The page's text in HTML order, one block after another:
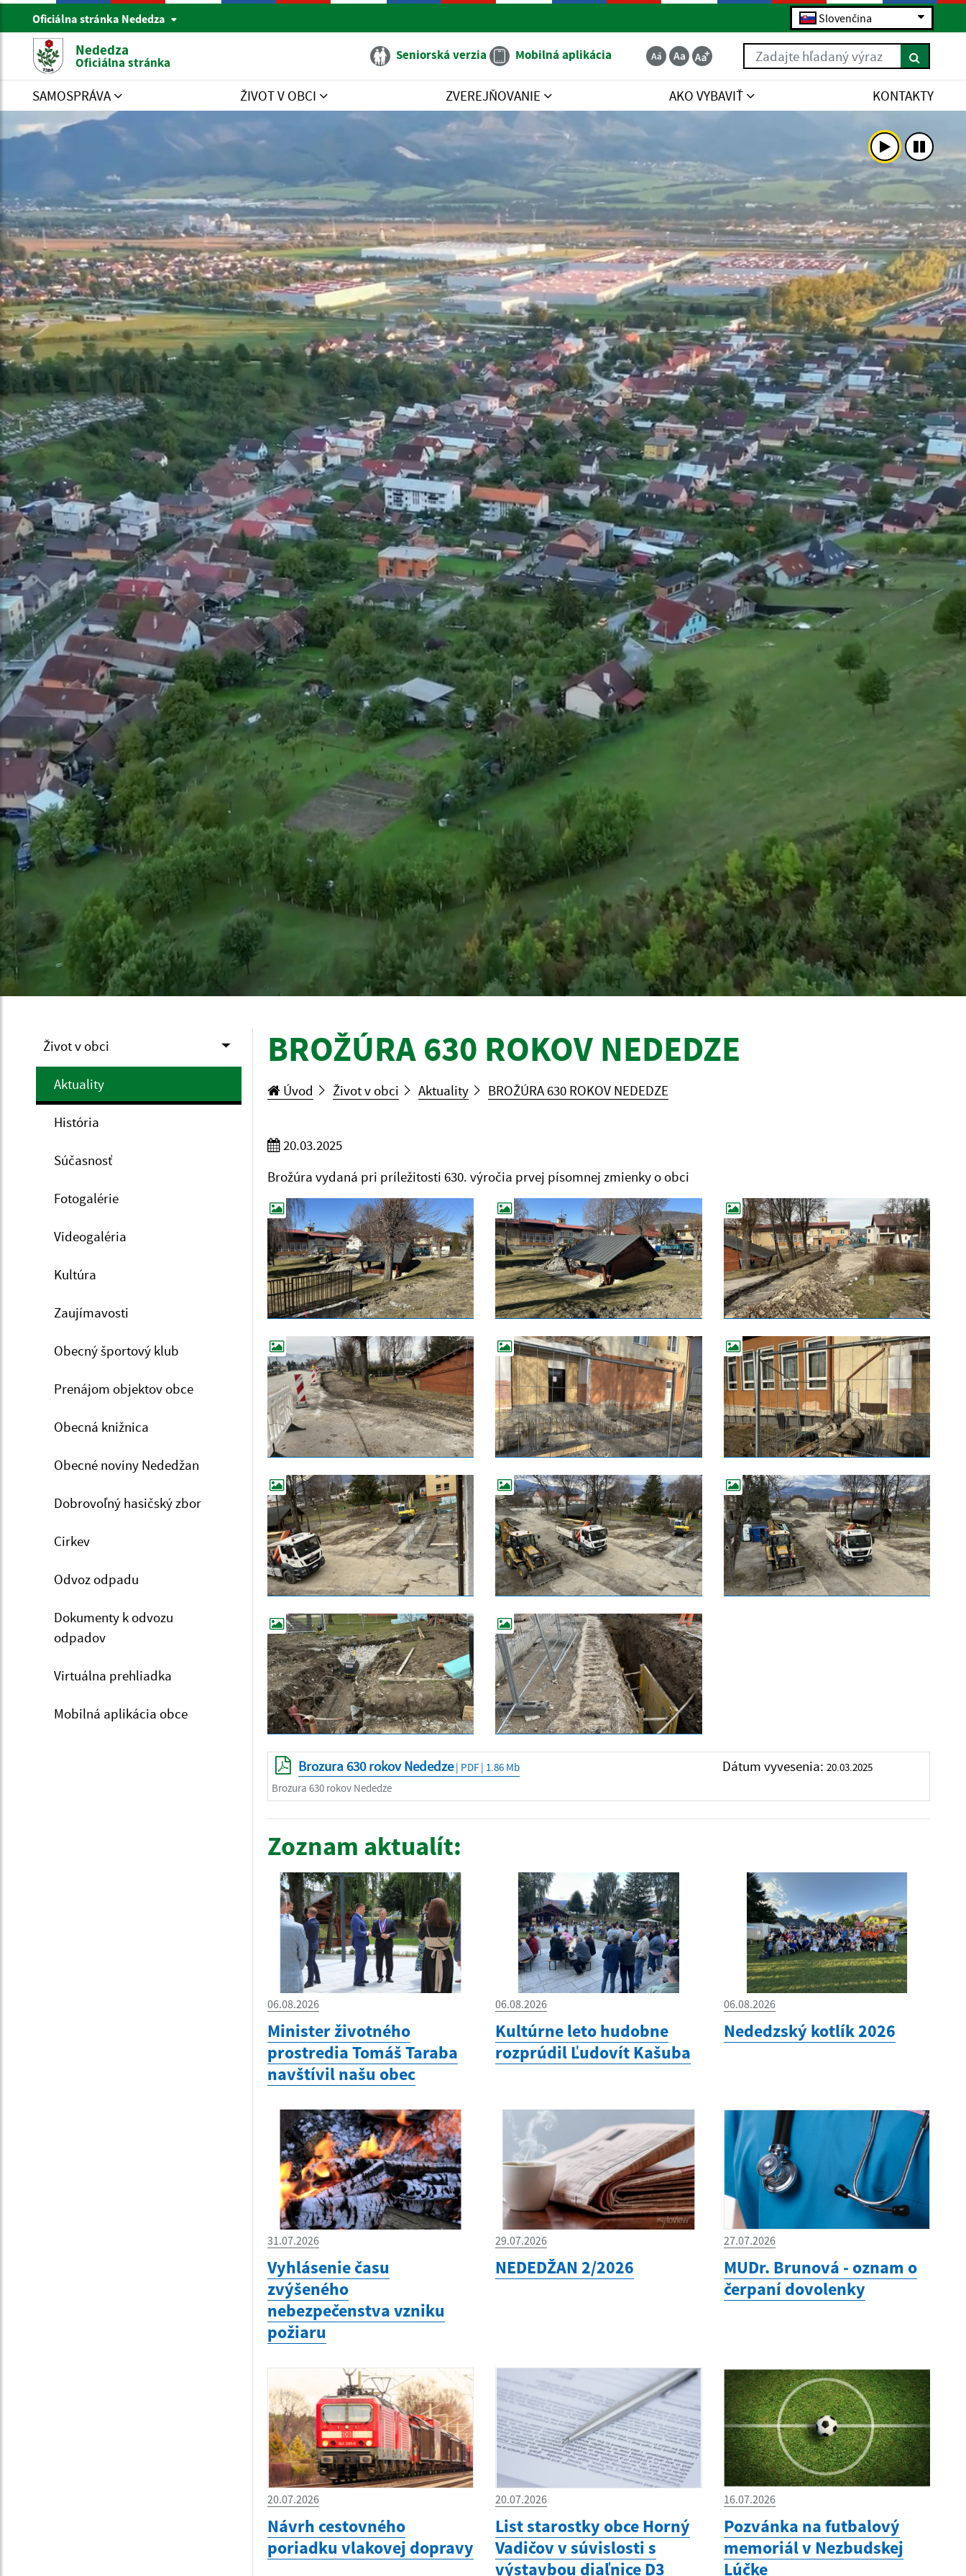
Oficiálna stránka Nededza Slovenčina
Nededza
Oficiálna stránka Seniorská verzia Mobilná aplikácia Zadajte hľadaný výraz
SAMOSPRÁVA ŽIVOT V OBCI ZVEREJŇOVANIE AKO VYBAVIŤ KONTAKTY
Život v obci
Aktuality
História
Súčasnosť
Fotogalérie
Videogaléria
Kultúra
Zaujímavosti
Obecný športový klub
Prenájom objektov obce
Obecná knižnica
Obecné noviny Nededžan
Dobrovoľný hasičský zbor
Cirkev
Odvoz odpadu
Dokumenty k odvozu
odpadov
Virtuálna prehliadka
Mobilná aplikácia obce
BROŽÚRA 630 ROKOV NEDEDZE
Úvod Život v obci Aktuality BROŽÚRA 630 ROKOV NEDEDZE
20.03.2025
Brožúra vydaná pri príležitosti 630. výročia prvej písomnej zmienky o obci
Brozura 630 rokov Nededze| PDF | 1.86 Mb Dátum vyvesenia: 20.03.2025
Brozura 630 rokov Nededze
Zoznam aktualít:
06.08.2026
Minister životného
prostredia Tomáš Taraba
navštívil našu obec
06.08.2026
Kultúrne leto hudobne
rozprúdil Ľudovít Kašuba
06.08.2026
Nededzský kotlík 2026
31.07.2026
Vyhlásenie času
zvýšeného
nebezpečenstva vzniku
požiaru
29.07.2026
NEDEDŽAN 2/2026
27.07.2026
MUDr. Brunová - oznam o
čerpaní dovolenky
20.07.2026
Návrh cestovného
poriadku vlakovej dopravy
20.07.2026
List starostky obce Horný
Vadičov v súvislosti s
výstavbou diaľnice D3
16.07.2026
Pozvánka na futbalový
memoriál v Nezbudskej
Lúčke